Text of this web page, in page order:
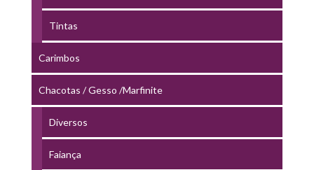
Tintas
Carimbos
Chacotas / Gesso /Marfinite
Diversos
Faiança